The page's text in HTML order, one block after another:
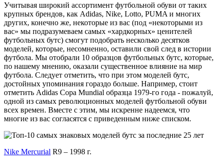
Учитывая широкий ассортимент футбольной обуви от таких
крупных брендов, как Adidas, Nike, Lotto, PUMA и многих
других, конечно же, некоторые из вас (под «некоторыми из
вас» мы подразумеваем самых «хардкорных» ценителей
футбольных бутс) смогут подобрать несколько десятков
моделей, которые, несомненно, оставили свой след в истории
футбола. Мы отобрали 10 образцов футбольных бутс, которые,
по нашему мнению, оказали существенное влияние на мир
футбола. Следует отметить, что при этом моделей бутс,
достойных упоминания гораздо больше. Например, стоит
отметить Adidas Copa Mundial образца 1979-го года - пожалуй,
одной из самых революционных моделей футбольной обуви
всех времен. Вместе с этим, мы искренне надеемся, что
многие из вас согласятся с приведенным ниже списком.
Nike Mercurial R9 – 1998 г.